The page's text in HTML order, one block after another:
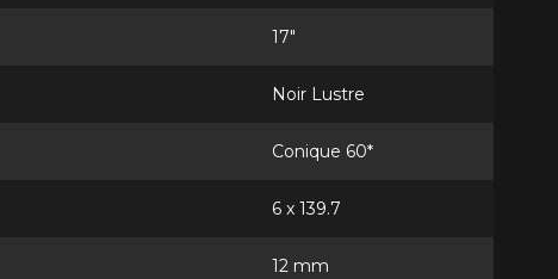
17"
Noir Lustre
Conique 60*
6 x 139.7
12 mm